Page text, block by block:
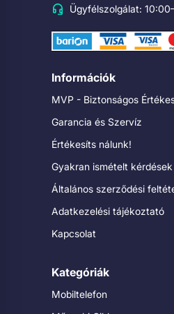
Ügyfélszolgálat:
Információk
MVP - Biztonságos
Garancia és Szervíz
Értékesíts nálunk!
Gyakran ismételt kérdések
Általános szerződési
Adatkezelési tájékoztató
Kapcsolat
Kategóriák
Mobiltelefon